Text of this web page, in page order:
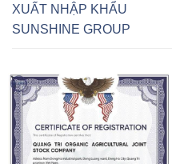
XUẤT NHẬP KHẨU
SUNSHINE GROUP